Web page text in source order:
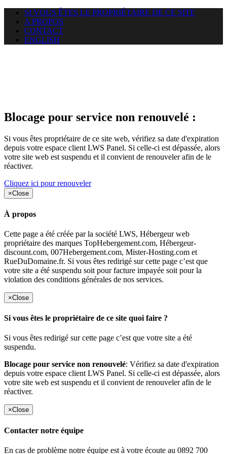
SI VOUS ÊTES LE PROPRIÉTAIRE DE CE SITE
A PROPOS
CONTACT
ENGLISH
Blocage pour service non renouvelé :
Si vous êtes propriétaire de ce site web, vérifiez sa date d'expiration
depuis votre espace client LWS Panel. Si celle-ci est dépassée, alors
votre site web est suspendu et il convient de renouveler afin de le
réactiver.
Cliquez ici pour renouveler
×Close
À propos
Cette page a été créée par la société LWS, Hébergeur web
propriétaire des marques TopHebergement.com, Hébergeur-
discount.com, 007Hebergement.com, Mister-Hosting.com et
RueDuDomaine.fr. Si vous êtes redirigé sur cette page c’est que
votre site a été suspendu soit pour facture impayée soit pour la
violation des conditions générales de nos services.
×Close
Si vous êtes le propriétaire de ce site quoi faire ?
Si vous êtes redirigé sur cette page c’est que votre site a été
suspendu.
Blocage pour service non renouvelé: Vérifiez sa date d'expiration
depuis votre espace client LWS Panel. Si celle-ci est dépassée, alors
votre site web est suspendu et il convient de renouveler afin de le
réactiver.
×Close
Contacter notre équipe
En cas de problème notre équipe est à votre écoute au 0892 700